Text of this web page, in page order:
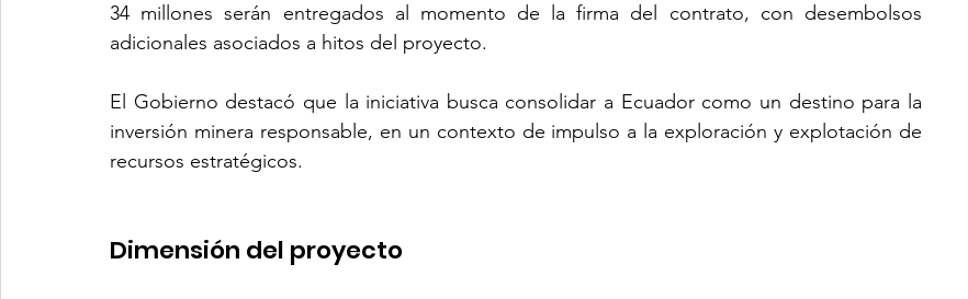
34 millones serán entregados al momento de la firma del contrato, con desembolsos
adicionales asociados a hitos del proyecto.
El Gobierno destacó que la iniciativa busca consolidar a Ecuador como un destino para la
inversión minera responsable, en un contexto de impulso a la exploración y explotación de
recursos estratégicos.
Dimensión del proyecto